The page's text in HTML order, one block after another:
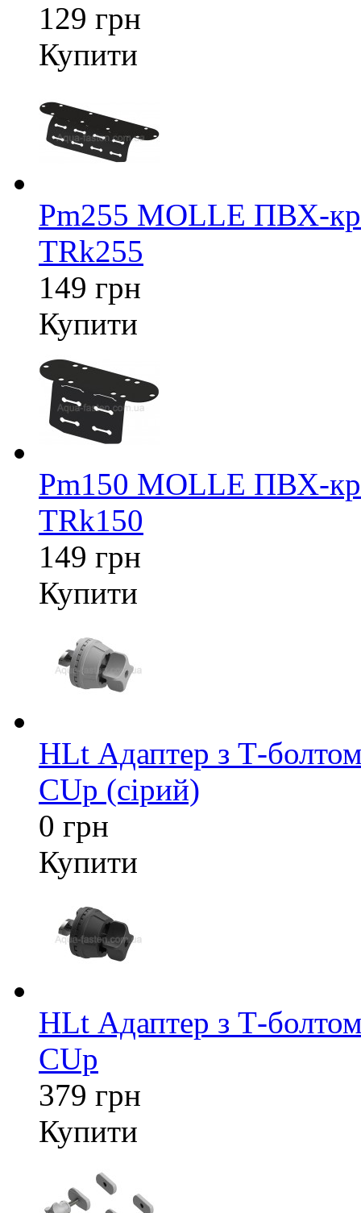
129 грн
Купити
Pm255 MOLLE ПВХ-
TRk255
149 грн
Купити
Pm150 MOLLE ПВХ-
TRk150
149 грн
Купити
HLt Адаптер з Т-
CUp (сірий)
0 грн
Купити
HLt Адаптер з Т-
CUp
379 грн
Купити